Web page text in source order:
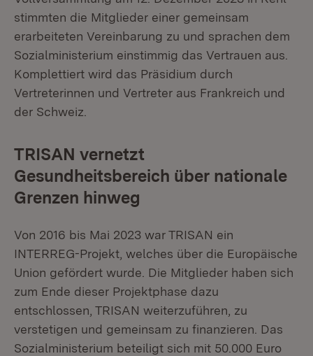
stimmten die Mitglieder einer gemeinsam
erarbeiteten Vereinbarung zu und sprachen dem
Sozialministerium einstimmig das Vertrauen aus.
Komplettiert wird das Präsidium durch
Vertreterinnen und Vertreter aus Frankreich und
der Schweiz.
TRISAN vernetzt
Gesundheitsbereich über nationale
Grenzen hinweg
Von 2016 bis Mai 2023 war TRISAN ein
INTERREG-Projekt, welches über die Europäische
Union gefördert wurde. Die Mitglieder haben sich
zum Ende dieser Projektphase dazu
entschlossen, TRISAN weiterzuführen, zu
verstetigen und gemeinsam zu finanzieren. Das
Sozialministerium beteiligt sich mit 50.000 Euro